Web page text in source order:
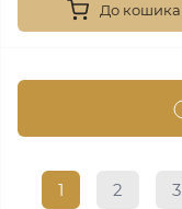
До кошика
1 2 3